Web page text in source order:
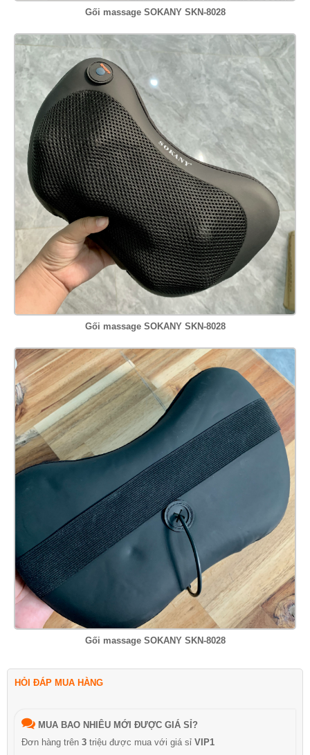
Gối massage SOKANY SKN-8028
Gối massage SOKANY SKN-8028
Gối massage SOKANY SKN-8028
HỎI ĐÁP MUA HÀNG
MUA BAO NHIÊU MỚI ĐƯỢC GIÁ SỈ?
Đơn hàng trên 3 triệu được mua với giá sỉ VIP1